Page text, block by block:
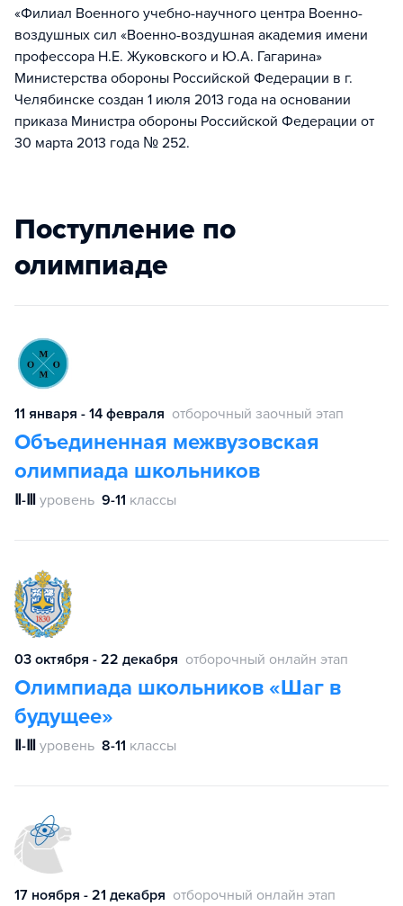
«Филиал Военного учебно-научного центра Военно-
воздушных сил «Военно-воздушная академия имени
профессора Н.Е. Жуковского и Ю.А. Гагарина»
Министерства обороны Российской Федерации в г.
Челябинске создан 1 июля 2013 года на основании
приказа Министра обороны Российской Федерации от
30 марта 2013 года № 252.
Поступление по
олимпиаде
11 января - 14 февраля отборочный заочный этап
Объединенная межвузовская
олимпиада школьников
Ⅱ-Ⅲ уровень 9-11 классы
03 октября - 22 декабря отборочный онлайн этап
Олимпиада школьников «Шаг в
будущее»
Ⅱ-Ⅲ уровень 8-11 классы
17 ноября - 21 декабря отборочный онлайн этап